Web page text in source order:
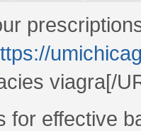
viagra[/
for effective